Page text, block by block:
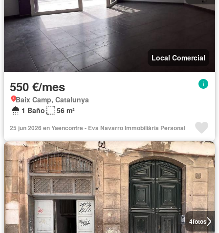
Local Comercial
550 €/mes
Baix Camp, Catalunya
1 Baño
56 m²
25 jun 2026 en Yaencontre - Eva Navarro Immobiliària Personal
4fotos